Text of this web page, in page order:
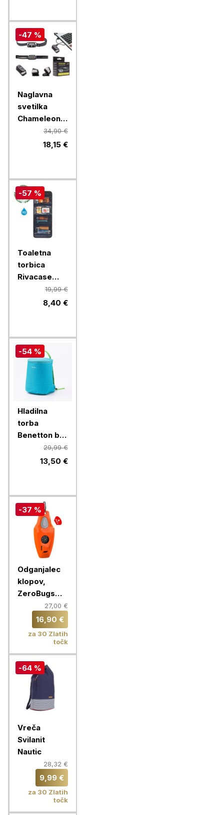
-47 %
Naglavna
svetilka
Chameleon
B2SX - LED
polnilna
- črna
34,90 €
18,15 €
-57 %
Toaletna
torbica
Rivacase
ECO 840819,99 €
8,40 €
-54 %
Hladilna
torba
Benetton be-
1712-bl-bu
summer,
29,99 €
13,50 €
-37 %
Odganjalec
klopov,
ZeroBugs
oranžna
27,00 €
16,90 €
za 30 Zlatih
točk
-64 %
Vreča
Svilanit
Nautic
28,32 €
9,99 €
za 30 Zlatih
točk